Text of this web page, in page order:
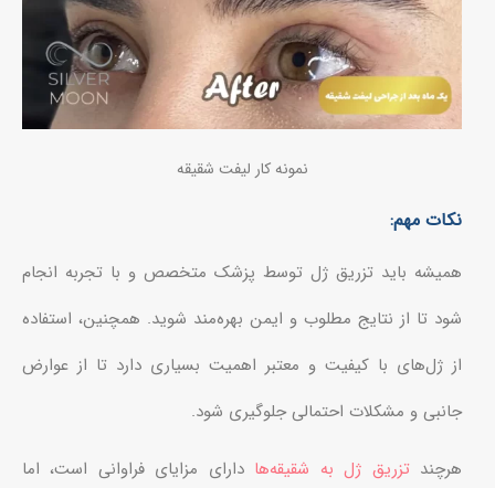
نمونه کار لیفت شقیقه
نکات مهم:
همیشه باید تزریق ژل توسط پزشک متخصص و با تجربه انجام
شود تا از نتایج مطلوب و ایمن بهره‌مند شوید. همچنین، استفاده
از ژل‌های با کیفیت و معتبر اهمیت بسیاری دارد تا از عوارض
جانبی و مشکلات احتمالی جلوگیری شود.
هرچندتزریق ژل به شقیقه‌ها دارای مزایای فراوانی است، اما